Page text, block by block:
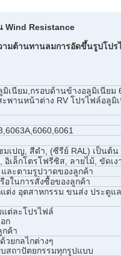
Wind Resistance
มต้านทานลมการอัดขึ้นรูปโปร
เนียม,กรอบด้านข้างอลูมิเนียม
พานหน้าต่าง RV โปรไฟล์อลูมิ
เปญ, สีดำ, (ซีรีย์ RAL) เป็นต้น
อิเล็กโตรโฟรีซิส, ลายไม้, ขัดเ
ละตามรูปวาดของลูกค้า
อในการสั่งซื้อของลูกค้า
ต่ง อุตสาหกรรม ขนส่ง ประตูแ
ต่ละโปรไฟล์
ก
ค้า
ยกลไกต่างๆ
สถาปัตยกรรมทุกรูปแบบ